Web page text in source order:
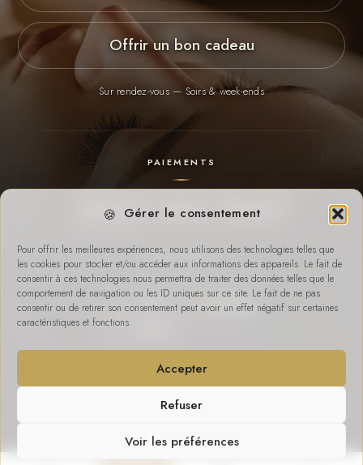
Gérer le consentement
Pour offrir les meilleures expériences, nous utilisons des technologies telles que
les cookies pour stocker et/ou accéder aux informations des appareils. Le fait de
consentir à ces technologies nous permettra de traiter des données telles que le
comportement de navigation ou les ID uniques sur ce site. Le fait de ne pas
consentir ou de retirer son consentement peut avoir un effet négatif sur certaines
caractéristiques et fonctions.
Accepter
Refuser
Voir les préférences
Offrir un bon cadeau
Sur rendez-vous — Soirs & week-ends
SUR PLACE
Wifi
Parking
PAIEMENTS
Payconiq Cash Virement
© 2026 Bullez — Tous droits réservés